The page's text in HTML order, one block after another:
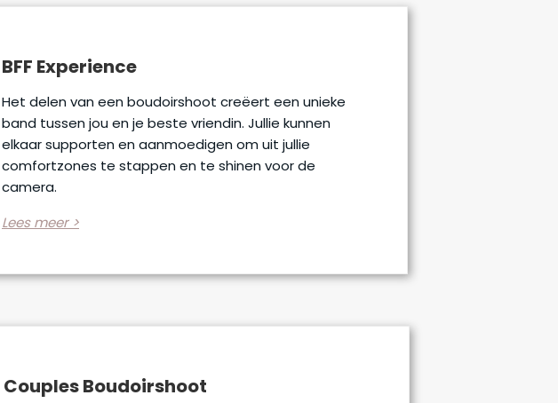
BFF Experience
Het delen van een boudoirshoot creëert een unieke
band tussen jou en je beste vriendin. Jullie kunnen
elkaar supporten en aanmoedigen om uit jullie
comfortzones te stappen en te shinen voor de
camera.
Lees meer >
Couples Boudoirshoot